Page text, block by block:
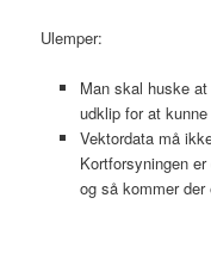
Ulemper:
Man skal huske
udklip for at
Vektordata må
Kortforsyningen
og så kommer der